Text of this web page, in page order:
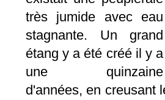
très jumide avec eau
stagnante. Un grand
étang y a été créé il y a
une quinzaine
d'années, en creusant